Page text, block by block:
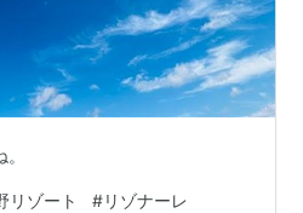
リゾート #リゾナーレ